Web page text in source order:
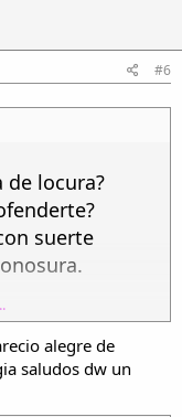
#6
de locura?
suerte
cordura:
fuerte,
muerte,
conjura.
alegre de
saludos dw un